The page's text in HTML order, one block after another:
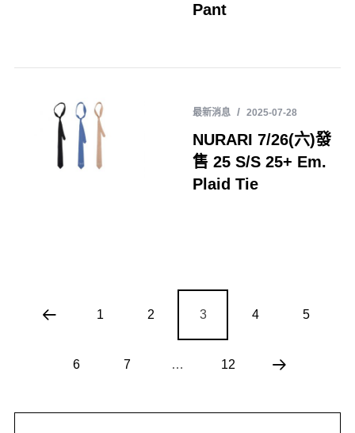
Pant
最新消息 2025-07-28
NURARI 7/26(六)發
售 25 S/S 25+ Em.
Plaid Tie
1 2 3 4 5
6 7 … 12